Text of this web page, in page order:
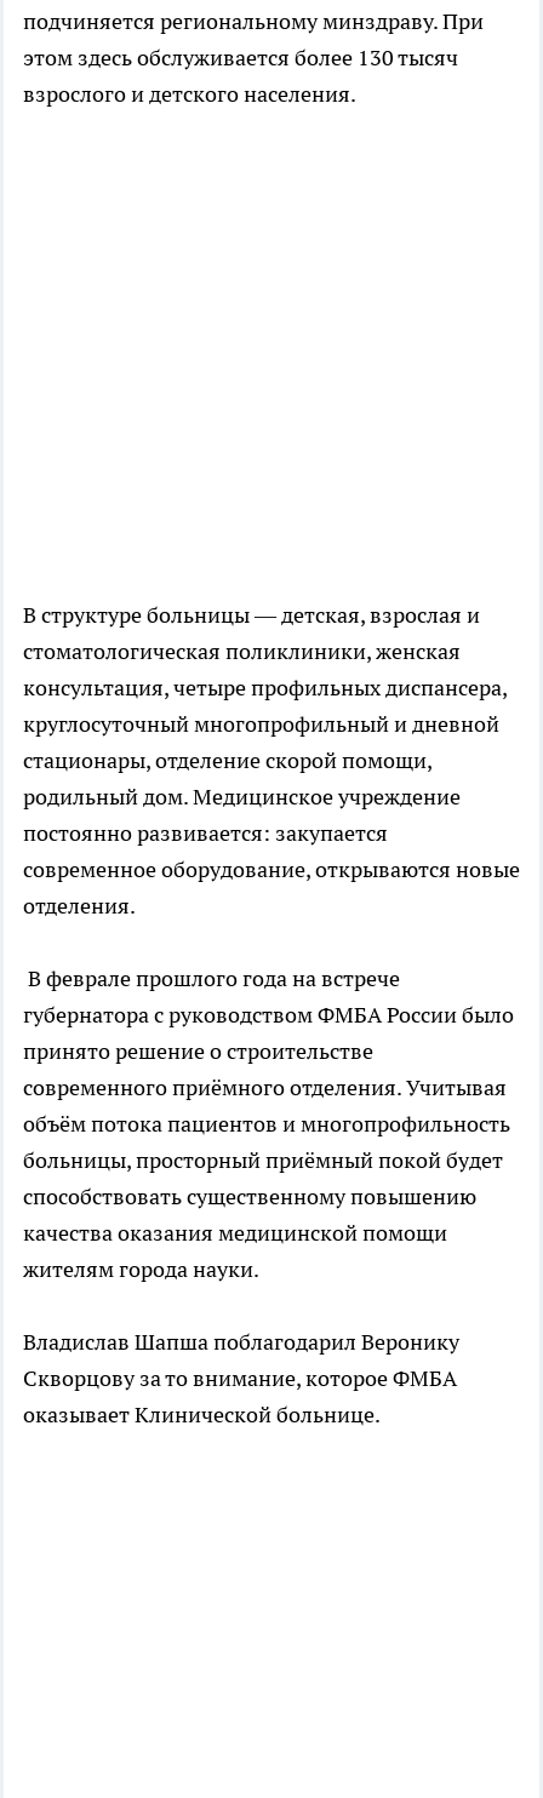
подчиняется региональному минздраву. При
этом здесь обслуживается более 130 тысяч
взрослого и детского населения.
В структуре больницы — детская, взрослая и
стоматологическая поликлиники, женская
консультация, четыре профильных диспансера,
круглосуточный многопрофильный и дневной
стационары, отделение скорой помощи,
родильный дом. Медицинское учреждение
постоянно развивается: закупается
современное оборудование, открываются новые
отделения.
В феврале прошлого года на встрече
губернатора с руководством ФМБА России было
принято решение о строительстве
современного приёмного отделения. Учитывая
объём потока пациентов и многопрофильность
больницы, просторный приёмный покой будет
способствовать существенному повышению
качества оказания медицинской помощи
жителям города науки.
Владислав Шапша поблагодарил Веронику
Скворцову за то внимание, которое ФМБА
оказывает Клинической больнице.